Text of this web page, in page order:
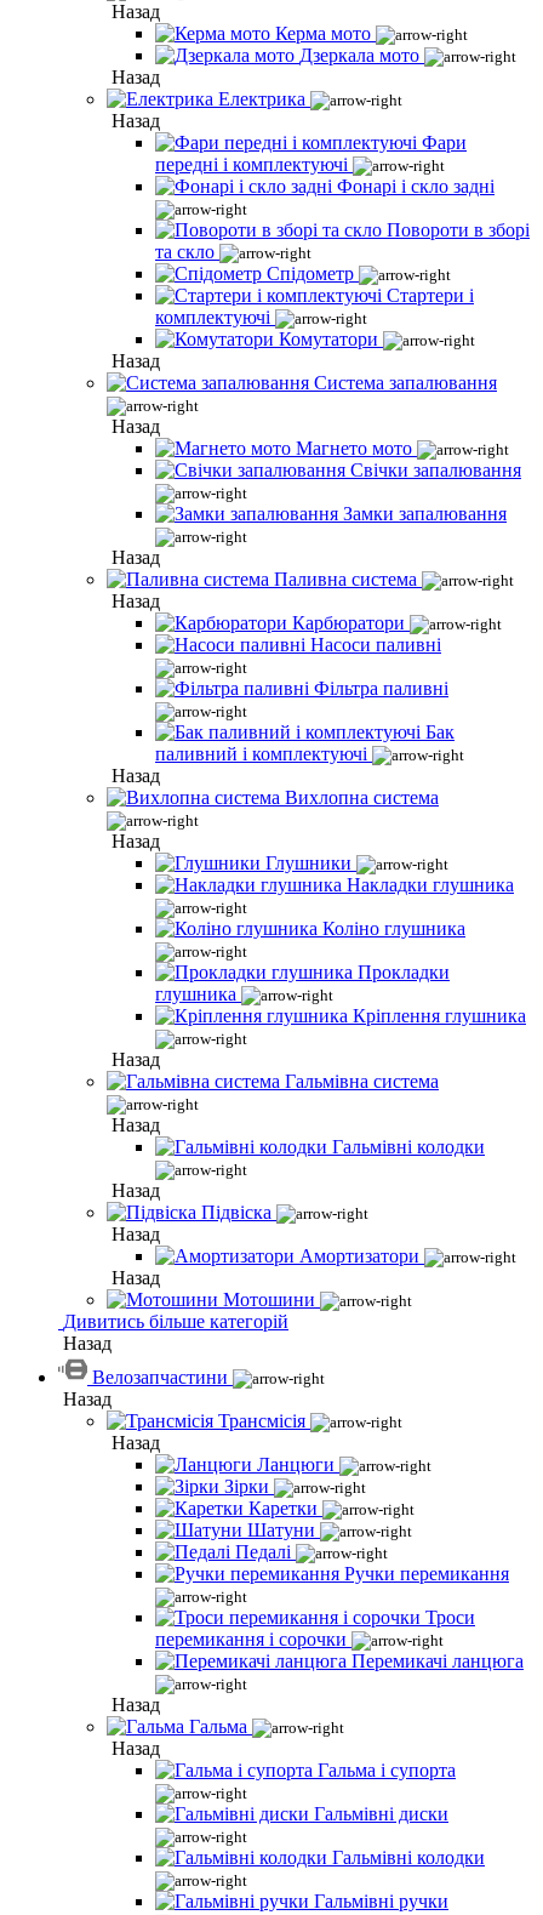
Назад
Керма мото
Дзеркала мото
Назад
Електрика
Назад
Фари
передні і комплектуючі
Фонарі і скло задні
Повороти в зборі
та скло
Спідометр
Стартери і
комплектуючі
Комутатори
Назад
Система запалювання
Назад
Магнето мото
Свічки запалювання
Замки запалювання
Назад
Паливна система
Назад
Карбюратори
Насоси паливні
Фільтра паливні
Бак
паливний і комплектуючі
Назад
Вихлопна система
Назад
Глушники
Накладки глушника
Коліно глушника
Прокладки
глушника
Кріплення глушника
Назад
Гальмівна система
Назад
Гальмівні колодки
Назад
Підвіска
Назад
Амортизатори
Назад
Мотошини
Дивитись більше категорій
Назад
Велозапчастини
Назад
Трансмісія
Назад
Ланцюги
Зірки
Каретки
Шатуни
Педалі
Ручки перемикання
Троси
перемикання і сорочки
Перемикачі ланцюга
Назад
Гальма
Назад
Гальма і супорта
Гальмівні диски
Гальмівні колодки
Гальмівні ручки